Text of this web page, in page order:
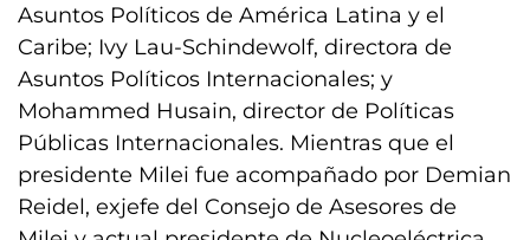
Asuntos Políticos de América Latina y el
Caribe; Ivy Lau-Schindewolf, directora de
Asuntos Políticos Internacionales; y
Mohammed Husain, director de Políticas
Públicas Internacionales. Mientras que el
presidente Milei fue acompañado por Demian
Reidel, exjefe del Consejo de Asesores de